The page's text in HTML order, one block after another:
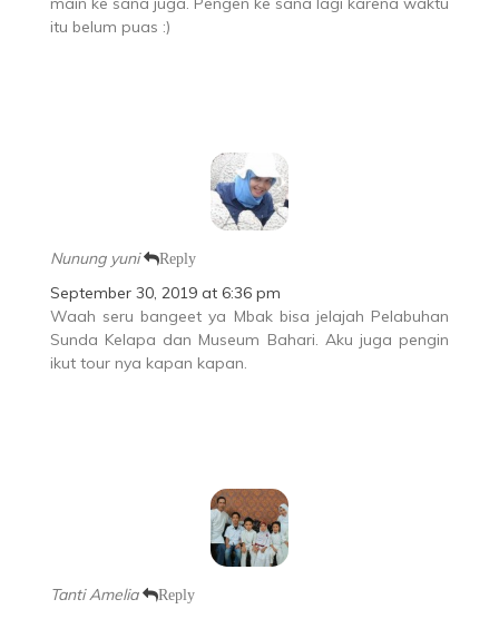
itu belum puas :)
Nunung yuni Reply
September 30, 2019 at 6:36 pm
Waah seru bangeet ya Mbak bisa jelajah Pelabuhan
Sunda Kelapa dan Museum Bahari. Aku juga pengin
ikut tour nya kapan kapan.
Tanti Amelia Reply